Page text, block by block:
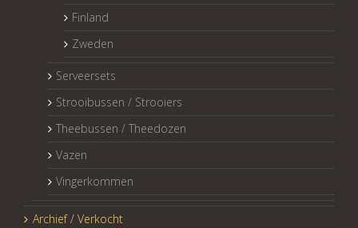
Finland
Zweden
Serveersets
Strooibussen / Strooiers
Theebussen / Theedozen
Vazen
Vingerkommen
Archief / Verkocht